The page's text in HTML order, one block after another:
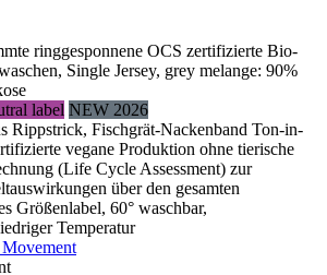
ringgesponnene OCS zertifizierte Bio-
Single Jersey, grey melange: 90%
label NEW 2026
Rippstrick, Fischgrät-Nackenband Ton-in-
vegane Produktion ohne tierische
(Life Cycle Assessment) zur
über den gesamten
Größenlabel, 60° waschbar,
Temperatur